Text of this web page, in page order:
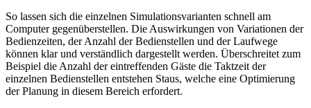
So lassen sich die einzelnen Simulationsvarianten schnell am
Computer gegenüberstellen. Die Auswirkungen von Variationen der
Bedienzeiten, der Anzahl der Bedienstellen und der Laufwege
können klar und verständlich dargestellt werden. Überschreitet zum
Beispiel die Anzahl der eintreffenden Gäste die Taktzeit der
einzelnen Bedienstellen entstehen Staus, welche eine Optimierung
der Planung in diesem Bereich erfordert.